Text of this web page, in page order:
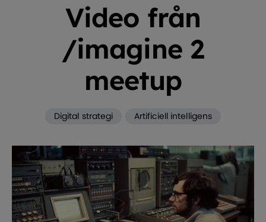
Video från
/imagine 2
meetup
Digital strategi Artificiell intelligens